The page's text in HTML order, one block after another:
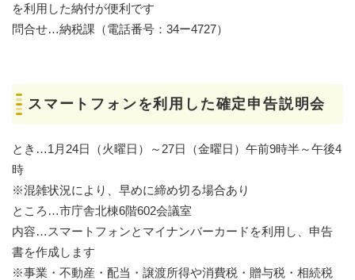
を利用した納付が便利です
問合せ…納税課（電話番号：34ー4727）
スマートフォンを利用した確定申告説明会
とき…1月24日（火曜日）～27日（金曜日）午前9時半～午後4
時
※混雑状況により、早めに締め切る場合あり
ところ…市庁舎北棟6階602会議室
内容…スマートフォンとマイナンバーカードを利用し、申告
書を作成します
※事業・不動産・配当・譲渡所得や消費税・贈与税・相続税